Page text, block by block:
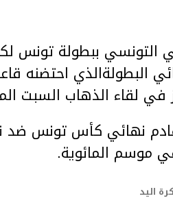
التونسي ببطولة تونس
البطولةالذي احتضنه
نهائي كأس تونس ضد
موسم المائوية.
كرة اليد